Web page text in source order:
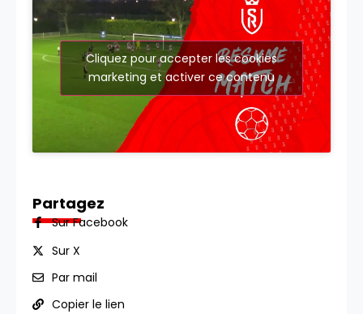
Cliquez pour accepter les cookies
marketing et activer ce contenu
Partagez
Sur Facebook
Sur X
Par mail
Copier le lien